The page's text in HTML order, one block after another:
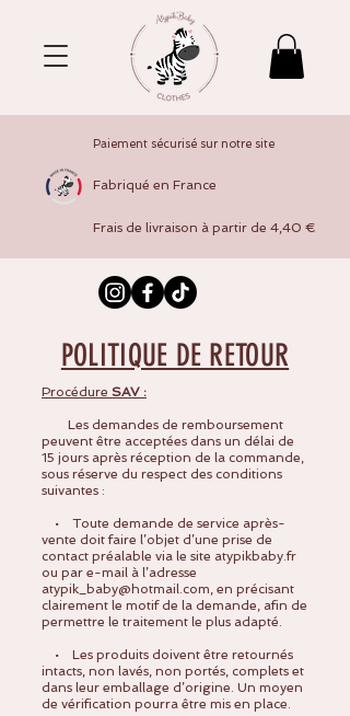
Paiement sécurisé sur notre site
Fabriqué en France
Frais de livraison à partir de 4,40 €
POLITIQUE DE RETOUR
Procédure SAV :
Les demandes de remboursement
peuvent être acceptées dans un délai de
15 jours après réception de la commande,
sous réserve du respect des conditions
suivantes :
• Toute demande de service après-
vente doit faire l’objet d’une prise de
contact préalable via le site atypikbaby.fr
ou par e-mail à l’adresse
atypik_baby@hotmail.com , en précisant
clairement le motif de la demande, afin de
permettre le traitement le plus adapté.
• Les produits doivent être retournés
intacts, non lavés, non portés, complets et
dans leur emballage d’origine. Un moyen
de vérification pourra être mis en place.